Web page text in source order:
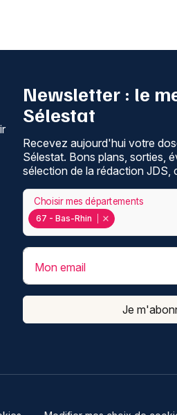
Newsletter : le
Sélestat
Recevez aujourd'hui votre
Sélestat. Bons plans, sorties,
sélection de la rédaction JDS,
67 - Bas-Rhin
Choisir mes départements
Mon email
Je